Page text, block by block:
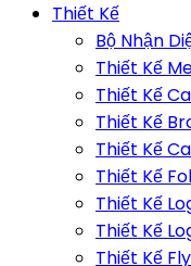
Thiết Kế
Bộ Nhận
Thiết Kế
Thiết Kế
Thiết Kế
Thiết Kế
Thiết Kế
Thiết Kế
Thiết Kế
Thiết Kế